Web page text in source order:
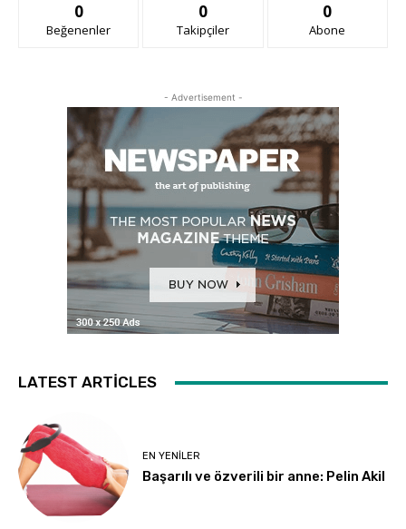
0
Beğenenler
0
Takipçiler
0
Abone
- Advertisement -
LATEST ARTICLES
EN YENILER
Başarılı ve özverili bir anne: Pelin Akil